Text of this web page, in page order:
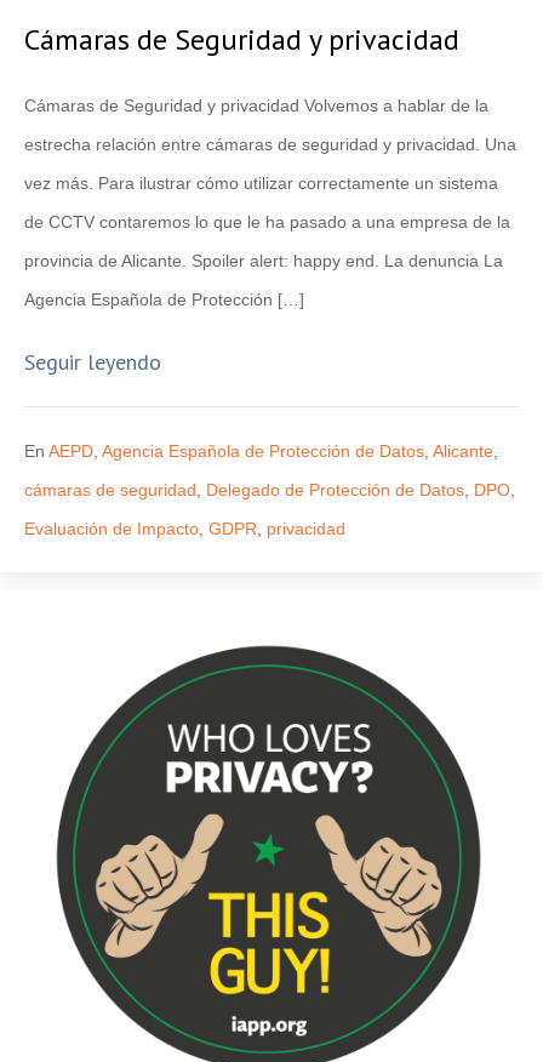
Cámaras de Seguridad y privacidad
Cámaras de Seguridad y privacidad Volvemos a hablar de la
estrecha relación entre cámaras de seguridad y privacidad. Una
vez más. Para ilustrar cómo utilizar correctamente un sistema
de CCTV contaremos lo que le ha pasado a una empresa de la
provincia de Alicante. Spoiler alert: happy end. La denuncia La
Agencia Española de Protección […]
Seguir leyendo
En AEPD Agencia Española de Protección de Datos Alicante
cámaras de seguridad
Delegado de Protección de Datos DPO
Evaluación de Impacto GDPR privacidad